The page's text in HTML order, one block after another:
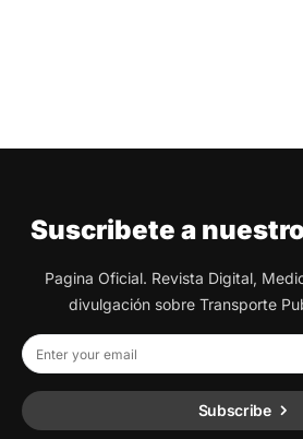
Suscribete a
Pagina Oficial. Revista Digital,
divulgación sobre Transporte
Subscribe